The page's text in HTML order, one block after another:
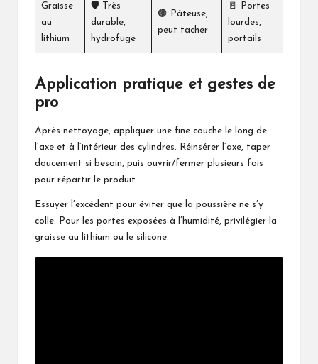
Graisse
au
lithium
🛡️ Très
durable,
hydrofuge
🟤 Pâteuse,
peut tacher
🚪 Portes
lourdes,
portails
Application pratique et gestes de
pro
Après nettoyage, appliquer une fine couche le long de
l’axe et à l’intérieur des cylindres. Réinsérer l’axe, taper
doucement si besoin, puis ouvrir/fermer plusieurs fois
pour répartir le produit.
Essuyer l’excédent pour éviter que la poussière ne s’y
colle. Pour les portes exposées à l’humidité, privilégier la
graisse au lithium ou le silicone.